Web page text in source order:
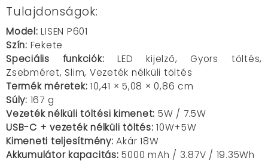
Tulajdonságok:
Model: LISEN P601
Szín: Fekete
Speciális funkciók: LED kijelző, Gyors töltés,
Zsebméret, Slim, Vezeték nélküli töltés
Termék méretek: 10,41 × 5,08 × 0,86 cm
Súly: 167 g
Vezeték nélküli töltési kimenet: 5W / 7.5W
USB-C + vezeték nélküli töltés: 10W+5W
Kimeneti teljesítmény: Akár 18W
Akkumulátor kapacitás: 5000 mAh / 3.87V / 19.35Wh